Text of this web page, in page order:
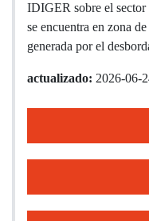
IDIGER sobre el sector
se encuentra en zona
generada por el
actualizado: 2026-06-